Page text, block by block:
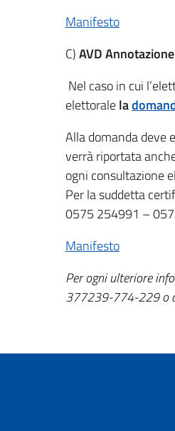
Manifesto
C)AVD
Nel caso in cui
elettoralela
Alla domanda deve
verrà riportata
ogni consultazione
Per la suddetta
0575 254991 –
Manifesto
Per ogni ulteriore
377239-774-229 o